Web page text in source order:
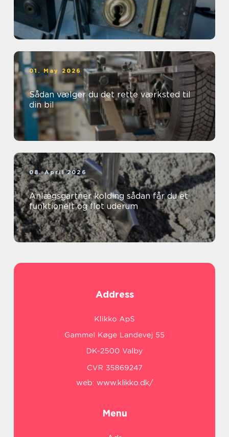
01. May 2026
Sådan vælger du det rette værksted til
din bil
08. April 2026
Anlægsgartner kolding sådan får du et
funktionelt og flot uderum
Address
web: www.klikko.dk/
Menu